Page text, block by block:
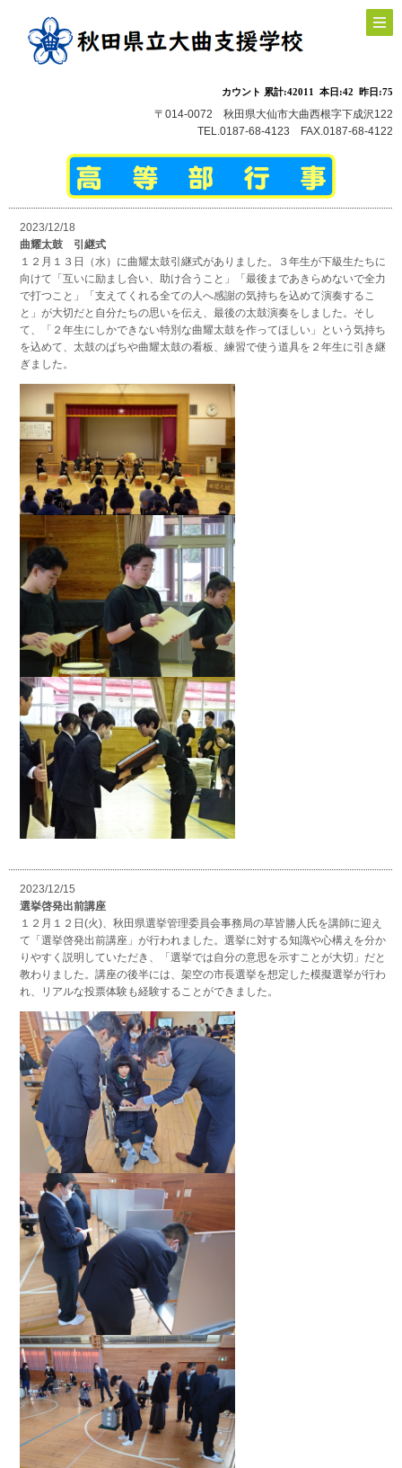
〒014-0072 秋田県大仙市大曲西根字下成沢122
TEL.0187-68-4123 FAX.0187-68-4122
2023/12/18
曲耀太鼓 引継式
１２月１３日（水）に曲耀太鼓引継式がありました。３年生が下級生たちに
向けて「互いに励まし合い、助け合うこと」「最後まであきらめないで全力
で打つこと」「支えてくれる全ての人へ感謝の気持ちを込めて演奏するこ
と」が大切だと自分たちの思いを伝え、最後の太鼓演奏をしました。そし
て、「２年生にしかできない特別な曲耀太鼓を作ってほしい」という気持ち
を込めて、太鼓のばちや曲耀太鼓の看板、練習で使う道具を２年生に引き継
ぎました。
2023/12/15
選挙啓発出前講座
１２月１２日(火)、秋田県選挙管理委員会事務局の草皆勝人氏を講師に迎え
て「選挙啓発出前講座」が行われました。選挙に対する知識や心構えを分か
りやすく説明していただき、「選挙では自分の意思を示すことが大切」だと
教わりました。講座の後半には、架空の市長選挙を想定した模擬選挙が行わ
れ、リアルな投票体験も経験することができました。